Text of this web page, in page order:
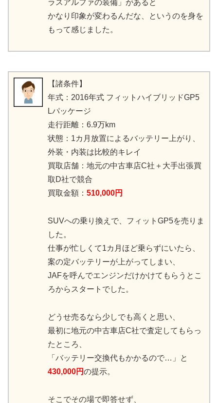
ラスアルファの装備」があると
かなり印象が変わるんだな、というのを身を
もって感じました。
【諸条件】
年式：2016年式 フィットハイブリッドGP5
Lパッケージ
走行距離：6.9万km
状態：1カ月放置によるバッテリー上がり、
外装・内装は比較的キレイ
買取店舗：地元の中古車店C社＋大手出張買
取D社で競合
買取金額： 510,000円
SUVへの乗り換えで、フィットGP5を売りま
した。
仕事が忙しくて1カ月ほど乗らずにいたら、
案の定バッテリーが上がってしまい、
JAFを呼んでエンジンだけかけてもらうとこ
ろからスタートでした。
どうせ売るなら少しでも高くと思い、
最初に地元の中古車店C社で査定してもらっ
たところ、
「バッテリー交換代もかかるので…」と
430,000円の提示。
そこでその場で即答せず、